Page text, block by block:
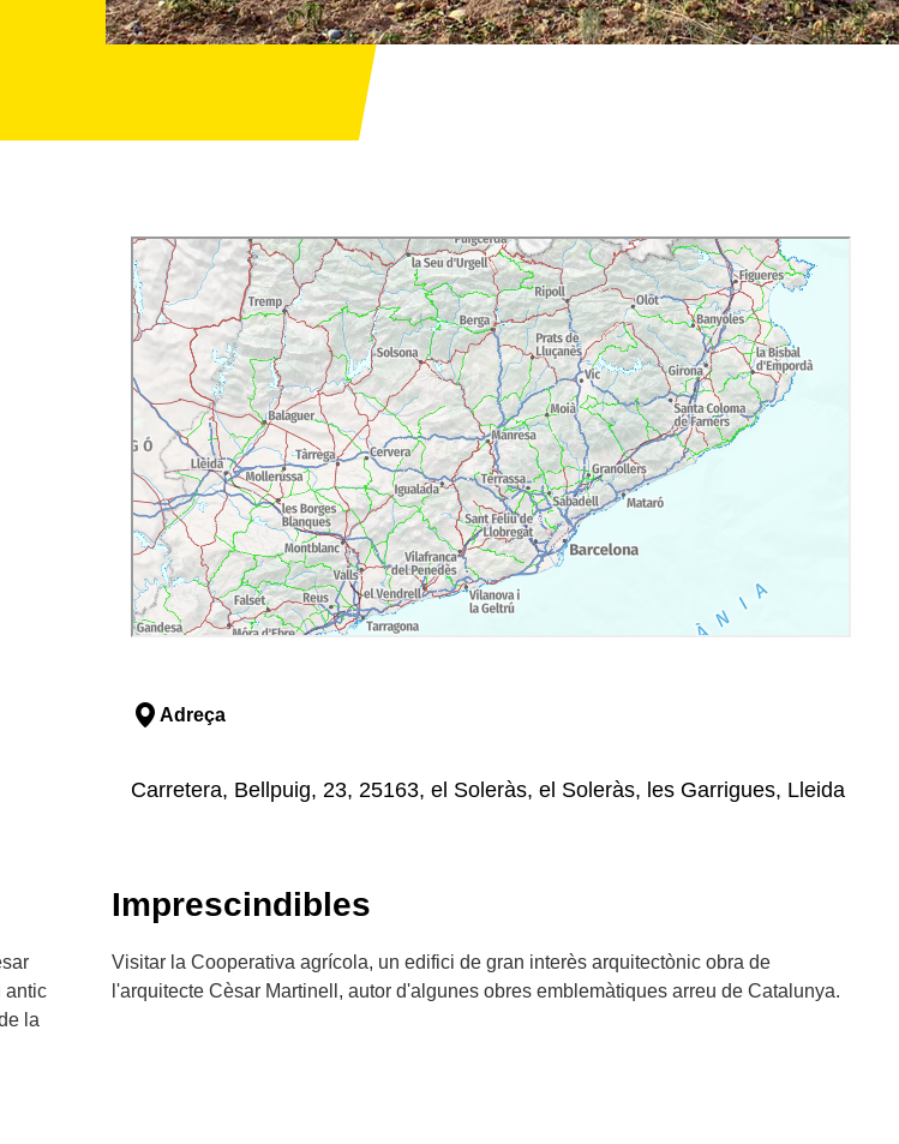
Adreça
Carretera, Bellpuig, 23, 25163, el Soleràs, el Soleràs, les Garrigues, Lleida
antic
la
Imprescindibles
Visitar la Cooperativa agrícola, un edifici de gran interès arquitectònic obra de
l'arquitecte Cèsar Martinell, autor d'algunes obres emblemàtiques arreu de Catalunya.